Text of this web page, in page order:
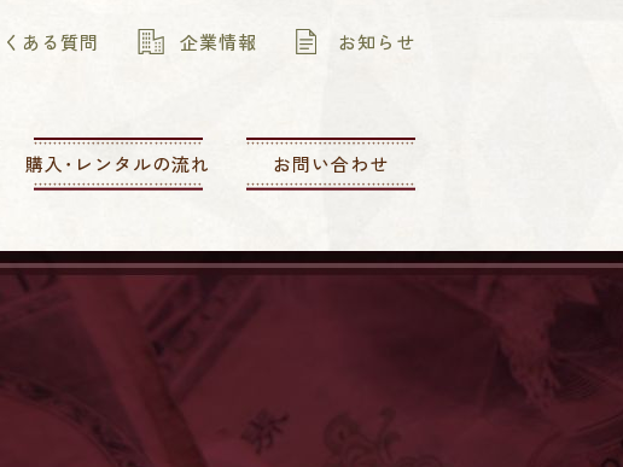
くある質問 企業情報 お知らせ
購入･レンタルの流れ お問い合わせ